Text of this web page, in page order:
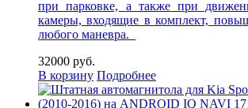
при парковке, а также при
камеры, входящие в комплект,
любого маневра.
32000 руб.
В корзину Подробнее